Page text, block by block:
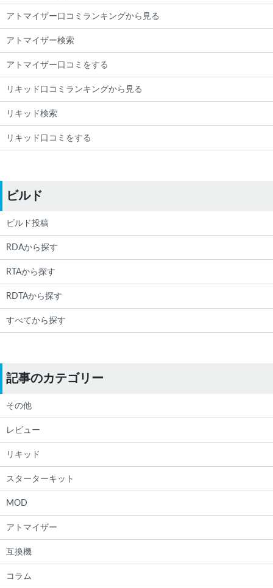
アトマイザー口コミランキングから見る
アトマイザー検索
アトマイザー口コミをする
リキッド口コミランキングから見る
リキッド検索
リキッド口コミをする
ビルド
ビルド投稿
RDAから探す
RTAから探す
RDTAから探す
すべてから探す
記事のカテゴリー
その他
レビュー
リキッド
スターターキット
MOD
アトマイザー
互換機
コラム